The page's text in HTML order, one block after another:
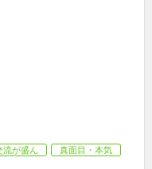
流が盛ん
真面目・本気